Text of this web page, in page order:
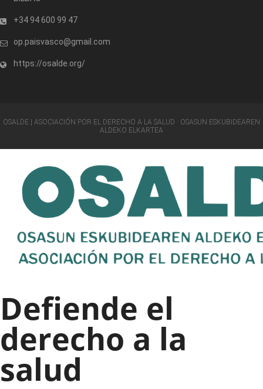
+34 94 600 99 47
op.paisvasco@gmail.com
https://osalde.org/
OSALDE | ASOCIACIÓN POR EL DERECHO A LA SALUD · OSASUN ESKUBIDEAREN
ALDEKO ELKARTEA
Defiende el
derecho a la
salud